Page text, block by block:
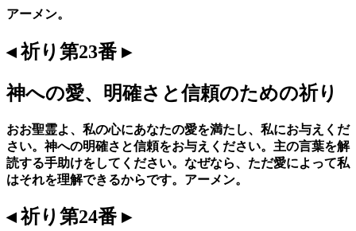
アーメン。
◂ 祈り第23番 ▸
神への愛、明確さと信頼のための祈り
おお聖霊よ、私の心にあなたの愛を満たし、私にお与えくだ
さい。神への明確さと信頼をお与えください。主の言葉を解
読する手助けをしてください。なぜなら、ただ愛によって私
はそれを理解できるからです。アーメン。
◂ 祈り第24番 ▸